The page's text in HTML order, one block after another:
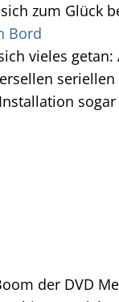
zum Glück
Bord
vieles getan:
seriellen
der DVD